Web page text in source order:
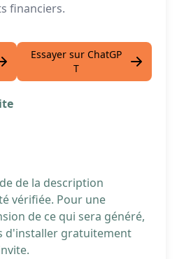
financiers.
Essayer sur ChatGP
T
de la description
vérifiée. Pour une
de ce qui sera généré,
d'installer gratuitement